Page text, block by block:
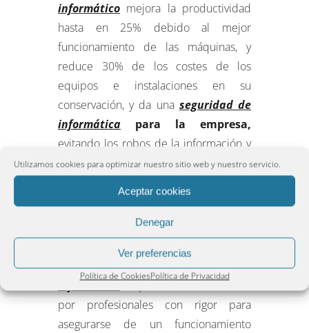
Utilizamos cookies para optimizar nuestro sitio web y nuestro servicio.
Aceptar cookies
Denegar
Ver preferencias
Política de CookiesPolítica de Privacidad
informático mejora la productividad
hasta en 25% debido al mejor
funcionamiento de las máquinas, y
reduce 30% de los costes de los
equipos e instalaciones en su
conservación, y da una seguridad de
informática para la empresa,
evitando los robos de la información y
daños mayores, también alarga la vida
hasta en un 50%, además de evitar las
paradas de emergencia en momento
demayorproducción.
Un buenmantenimiento preventivo
informáticoes preciso llevarlo a cabo
por profesionales con rigor para
asegurarse de un funcionamiento